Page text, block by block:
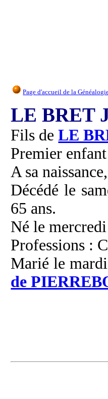
Page d'accueil de la
LE BRET
Fils deLE
Premier
A sa
Décédé le
65 ans.
Né le
Professions :
Marié le
de